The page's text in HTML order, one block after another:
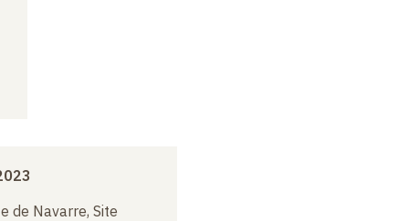
de Navarre, Site